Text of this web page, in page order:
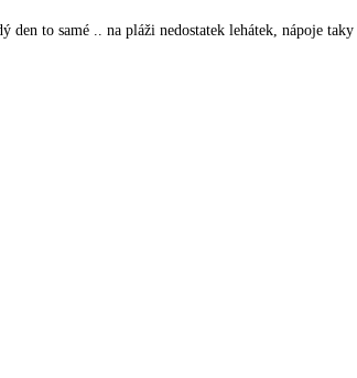
to samé .. na pláži nedostatek lehátek, nápoje taky